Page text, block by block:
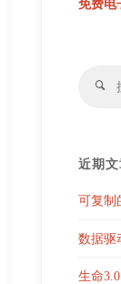
免费电
搜
近期文
可复制
数据驱
生命3.0